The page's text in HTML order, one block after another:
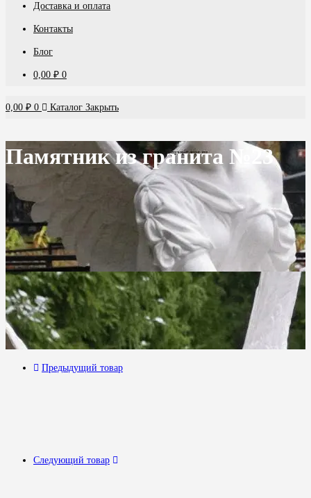
Доставка и оплата
Контакты
Блог
0,00 ₽ 0
0,00 ₽ 0 Каталог Закрыть
Памятник из гранита №23
Предыдущий товар
Следующий товар